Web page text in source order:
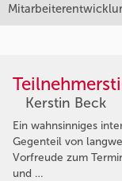
Kerstin Beck
Ein wahnsinniges
Gegenteil von
Vorfreude zum
und …